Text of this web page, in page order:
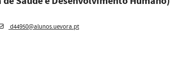
d44950@alunos.uevora.pt